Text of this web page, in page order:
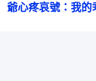
爺心疼哀號：我的